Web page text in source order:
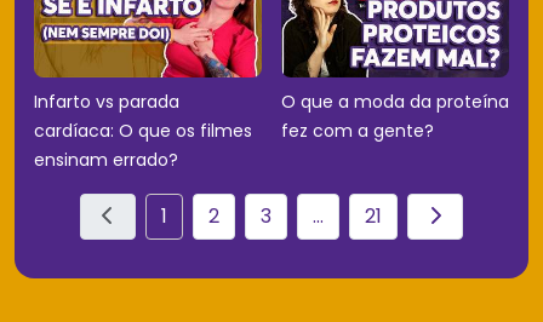
Infarto vs parada
cardíaca: O que os filmes
ensinam errado?
O que a moda da proteína
fez com a gente?
1 2 3 ... 21